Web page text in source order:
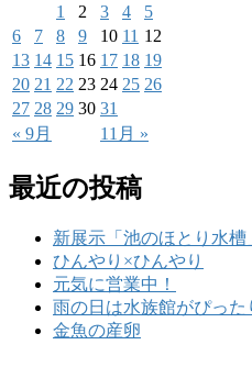
« 9月 11月 »
1 2 3 4
5
6
7 8 9 10 11 12
13 14 15 16 17 18 19
20 21 22 23 24 25 26
27 28 29 30 31
最近の投稿
新展示「池のほとり水槽
ひんやり×ひんやり
元気に営業中！
雨の日は水族館がぴった
金魚の産卵